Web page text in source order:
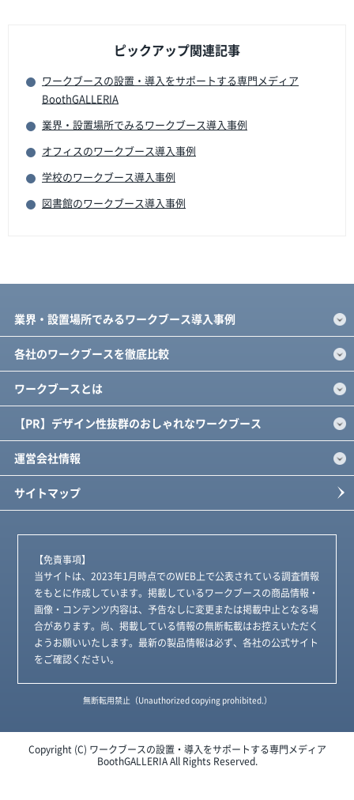
ピックアップ関連記事
ワークブースの設置・導入をサポートする専門メディア
BoothGALLERIA
業界・設置場所でみるワークブース導入事例
オフィスのワークブース導入事例
学校のワークブース導入事例
図書館のワークブース導入事例
業界・設置場所でみるワークブース導入事例
各社のワークブースを徹底比較
ワークブースとは
【PR】デザイン性抜群のおしゃれなワークブース
運営会社情報
サイトマップ
【免責事項】
当サイトは、2023年1月時点でのWEB上で公表されている調査情報
をもとに作成しています。掲載しているワークブースの商品情報・
画像・コンテンツ内容は、予告なしに変更または掲載中止となる場
合があります。尚、掲載している情報の無断転載はお控えいただく
ようお願いいたします。最新の製品情報は必ず、各社の公式サイト
をご確認ください。
無断転用禁止（Unauthorized copying prohibited.）
Copyright (C) ワークブースの設置・導入をサポートする専門メディア
BoothGALLERIAAll Rights Reserved.